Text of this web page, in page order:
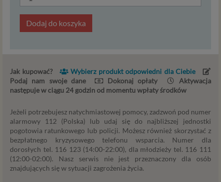
Dodaj do koszyka
Jak kupować?
Wybierz produkt odpowiedni dla Ciebie
Podaj nam swoje dane
Dokonaj opłaty
Aktywacja
następuje w ciągu 24 godzin od momentu wpłaty środków
Jeżeli potrzebujesz natychmiastowej pomocy, zadzwoń pod numer
alarmowy 112 (Polska) lub udaj się do najbliższej jednostki
pogotowia ratunkowego lub policji. Możesz również skorzystać z
bezpłatnego kryzysowego telefonu wsparcia. Numer dla
dorosłych tel. 116 123 (14:00-22:00), dla młodzieży tel. 116 111
(12:00-02:00). Nasz serwis nie jest przeznaczony dla osób
znajdujących się w sytuacji zagrożenia życia.
osób fizycznych w związku z przetwarzaniem danych
osobowych i w sprawie swobodnego przepływu takich
danych oraz uchylenia dyrektywy 95/46/WE (określane
popularnie jako „RODO”). RODO obowiązywać będzie w
zmian w zasadach regulujących przetwarzanie danych
osobowych, które będą miały wpływ na wiele dziedzin
życia, w tym na korzystanie z usług internetowych, takich
informacji przedstawiamy skrót najważniejszych
zagadnień dotyczących przetwarzania Twoich danych
osobowych, jakie może mieć miejsce po 25 maja 2018 r. w
związku z korzystaniem z naszych usług. Prosimy Cię o jej
przeczytanie, nie zajmie to więcej niż kilka minut.